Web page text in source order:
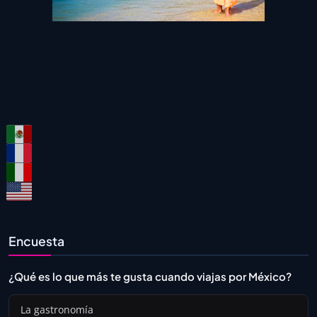
Encuesta
¿Qué es lo que más te gusta cuando viajas por México?
La gastronomía